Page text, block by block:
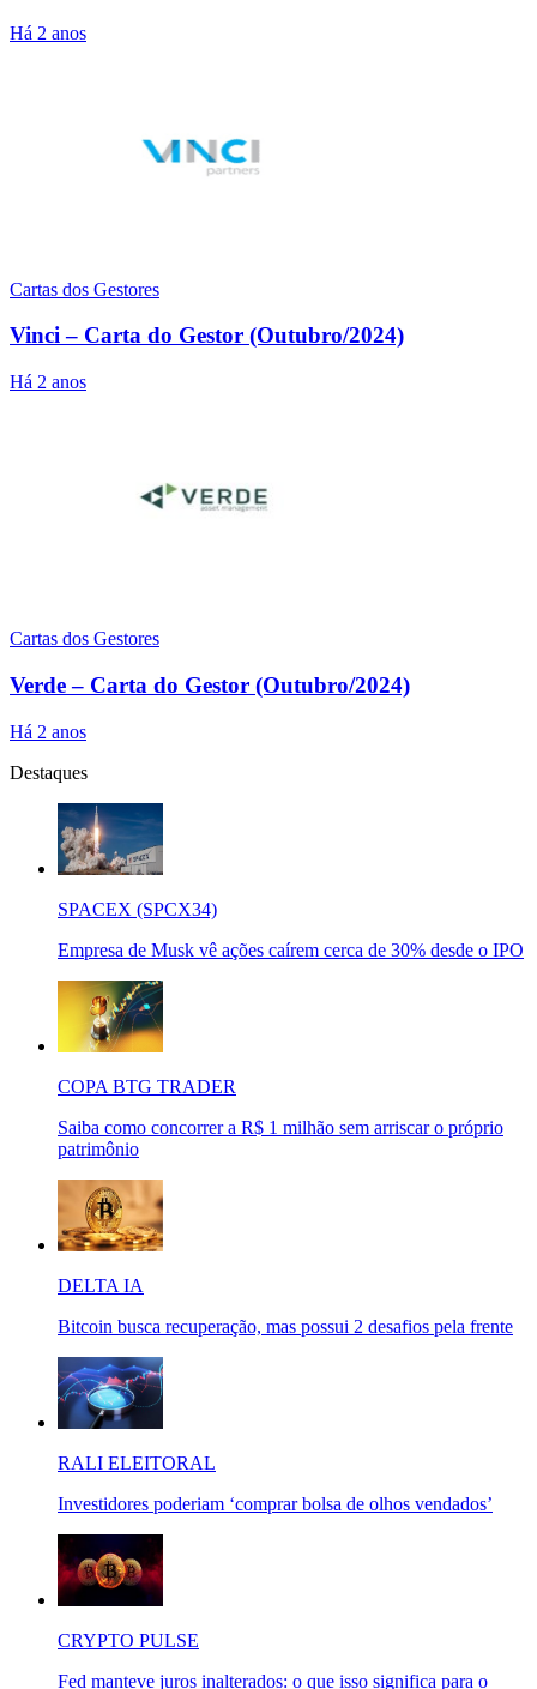
Há 2 anos
Cartas dos Gestores
Vinci – Carta do Gestor (Outubro/2024)
Há 2 anos
Cartas dos Gestores
Verde – Carta do Gestor (Outubro/2024)
Há 2 anos
Destaques
SPACEX (SPCX34)
Empresa de Musk vê ações caírem cerca de 30% desde o IPO
COPA BTG TRADER
Saiba como concorrer a R$ 1 milhão sem arriscar o próprio
patrimônio
DELTA IA
Bitcoin busca recuperação, mas possui 2 desafios pela frente
RALI ELEITORAL
Investidores poderiam ‘comprar bolsa de olhos vendados’
CRYPTO PULSE
Fed manteve juros inalterados: o que isso significa para o